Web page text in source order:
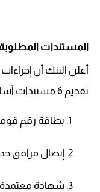
المستندات
أعلن البنك أن
تقديم 6 مستندات أساسية، تشمل:
بطاقة رقم
إيصال مرافق
شهادة معتمدة